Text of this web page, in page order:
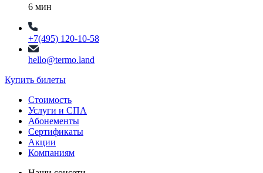
6 мин
+7(495) 120-10-58
hello@termo.land
Купить билеты
Стоимость
Услуги и СПА
Абонементы
Сертификаты
Акции
Компаниям